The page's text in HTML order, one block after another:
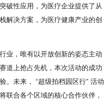
破性应用，为医疗企业提供了从
解决方案，为医疗健康产业的创
业，唯有以开放创新的姿态主动
道上抢占先机，本次活动的成功
。未来， “超级拍档园区行” 活动
联合各个区域的核心合作伙伴，